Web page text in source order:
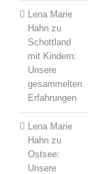
Lena Marie
Hahnzu
Schottland
mit Kindern:
Unsere
gesammelten
Erfahrungen
Lena Marie
Hahnzu
Ostsee:
Unsere